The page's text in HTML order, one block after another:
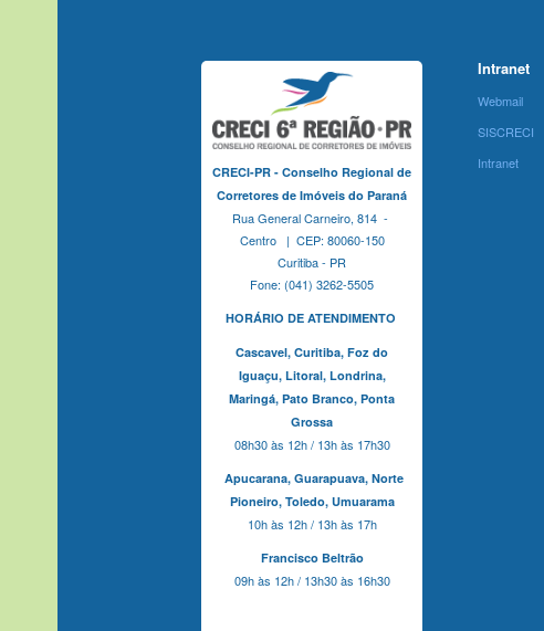
CRECI-PR - Conselho Regional de
Corretores de Imóveis do Paraná
Rua General Carneiro, 814 -
Centro | CEP: 80060-150
Curitiba - PR
Fone: (041) 3262-5505
HORÁRIO DE ATENDIMENTO
Cascavel, Curitiba, Foz do
Iguaçu, Litoral, Londrina,
Maringá, Pato Branco, Ponta
Grossa
08h30 às 12h / 13h às 17h30
Apucarana, Guarapuava, Norte
Pioneiro, Toledo, Umuarama
10h às 12h / 13h às 17h
Francisco Beltrão
09h às 12h / 13h30 às 16h30
Intranet
Webmail
SISCRECI
Intranet